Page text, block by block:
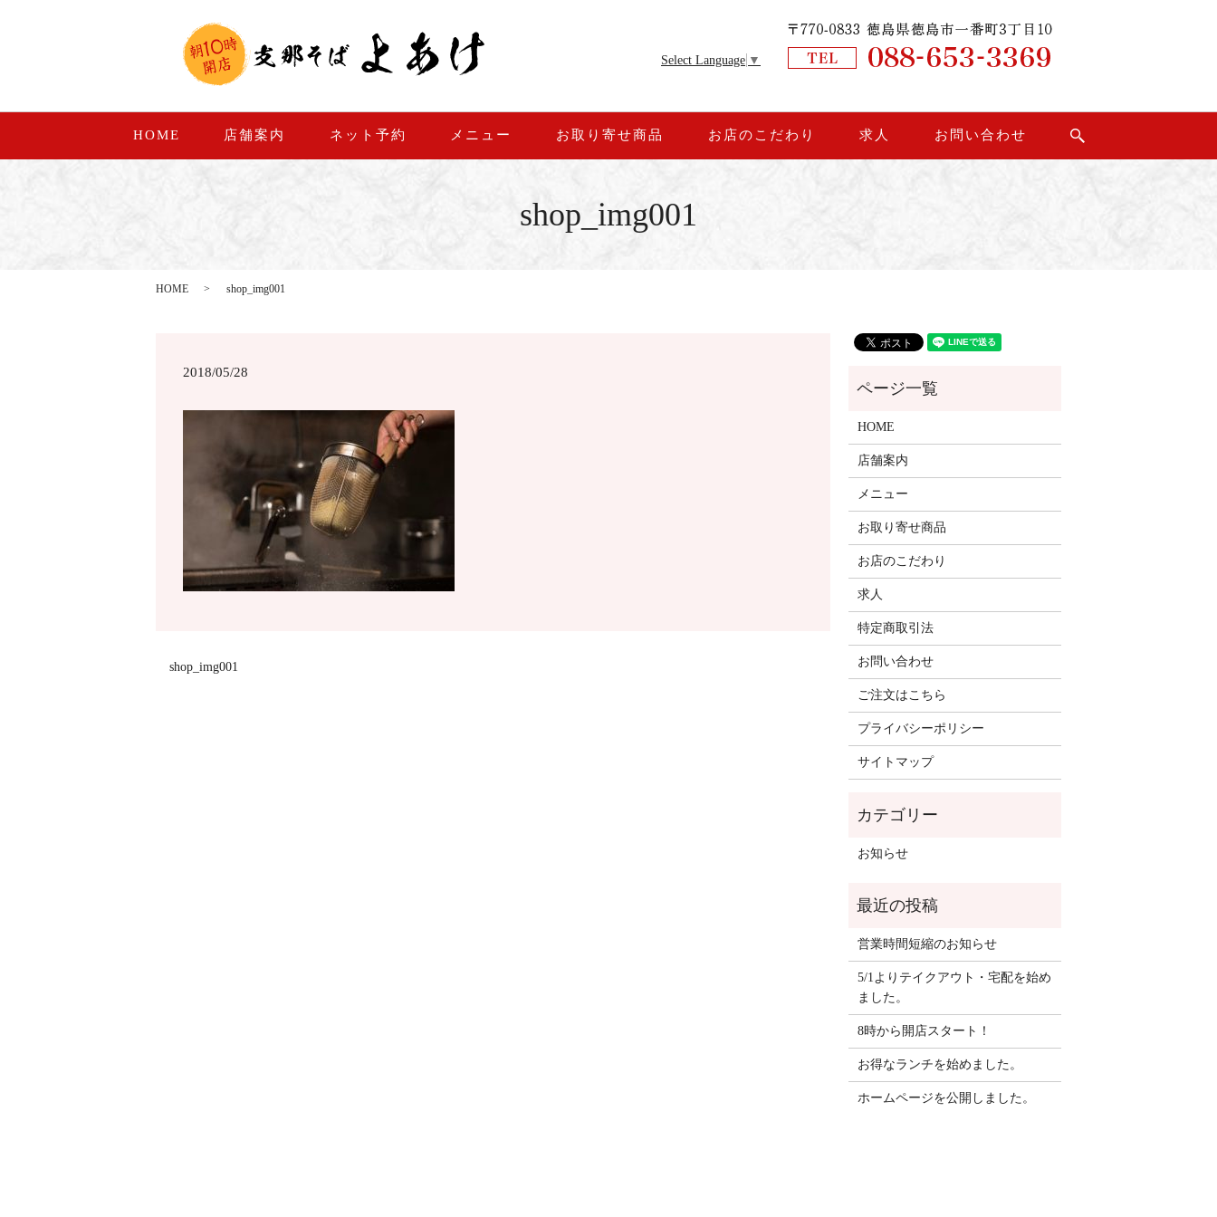
HOME 店舗案内 ネット予約 メニュー お取り寄せ商品 お店のこだわり 求人 お問い合わせ
Select Language ▼
shop_img001
HOME shop_img001
2018/05/28
shop_img001
HOME
店舗案内
メニュー
お取り寄せ商品
お店のこだわり
求人
特定商取引法
お問い合わせ
ご注文はこちら
プライバシーポリシー
サイトマップ
お知らせ
営業時間短縮のお知らせ
5/1よりテイクアウト・宅配を始め
ました。
8時から開店スタート！
お得なランチを始めました。
ホームページを公開しました。